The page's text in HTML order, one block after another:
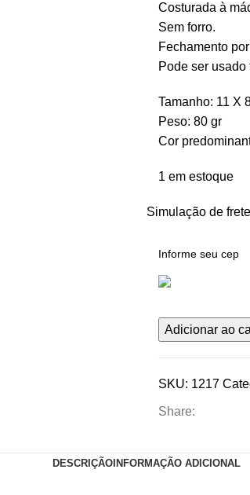
Costurada à
Sem forro.
Fechamento
Pode ser usado
Tamanho: 11 X
Peso: 80 gr
Cor
1 em estoque
Simulação de frete
MOLE
+
cartão
Prata
Textura
Adicionar ao
SKU: 1217
Share:
DESCRIÇÃO INFORMAÇÃO ADICIONAL